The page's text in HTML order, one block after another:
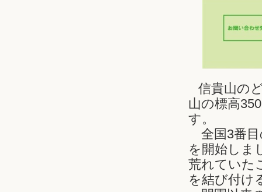
信貴山の
山の標高
す。
全国3番目
を開始しま
荒れていた
を結び付け